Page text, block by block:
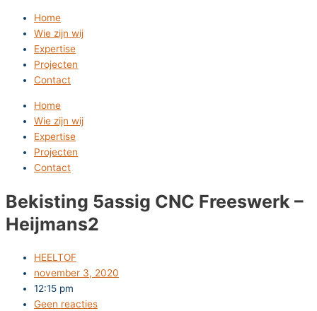
Home
Wie zijn wij
Expertise
Projecten
Contact
Home
Wie zijn wij
Expertise
Projecten
Contact
Bekisting 5assig CNC Freeswerk –
Heijmans2
HEELTOF
november 3, 2020
12:15 pm
Geen reacties